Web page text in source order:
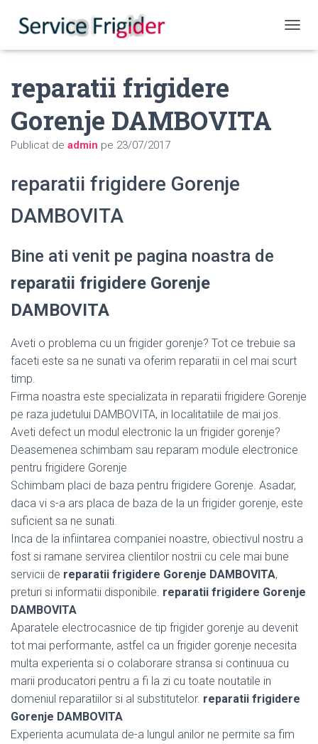
reparatii frigidere
Gorenje DAMBOVITA
Publicat de admin pe 23/07/2017
reparatii frigidere Gorenje
DAMBOVITA
Bine ati venit pe pagina noastra de
reparatii frigidere Gorenje
DAMBOVITA
Aveti o problema cu un frigider gorenje? Tot ce trebuie sa
faceti este sa ne sunati va oferim reparatii in cel mai scurt
timp.
Firma noastra este specializata in reparatii frigidere Gorenje
pe raza judetului DAMBOVITA, in localitatiile de mai jos.
Aveti defect un modul electronic la un frigider gorenje?
Deasemenea schimbam sau reparam module electronice
pentru frigidere Gorenje
Schimbam placi de baza pentru frigidere Gorenje. Asadar,
daca vi s-a ars placa de baza de la un frigider gorenje, este
suficient sa ne sunati.
Inca de la infiintarea companiei noastre, obiectivul nostru a
fost si ramane servirea clientilor nostrii cu cele mai bune
servicii de reparatii frigidere Gorenje DAMBOVITA,
preturi si informatii disponibile. reparatii frigidere Gorenje
DAMBOVITA
Aparatele electrocasnice de tip frigider gorenje au devenit
tot mai performante, astfel ca un frigider gorenje necesita
multa experienta si o colaborare stransa si continuua cu
marii producatori pentru a fi la zi cu toate noutatile in
domeniul reparatiilor si al substitutelor. reparatii frigidere
Gorenje DAMBOVITA
Experienta acumulata de-a lungul anilor ne permite sa fim